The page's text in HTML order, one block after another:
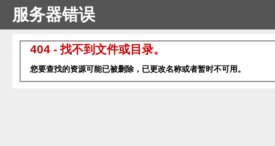
服务器错误
404 - 找不到文件或目录。
您要查找的资源可能已被删除，已更改名称或者暂时不可用。